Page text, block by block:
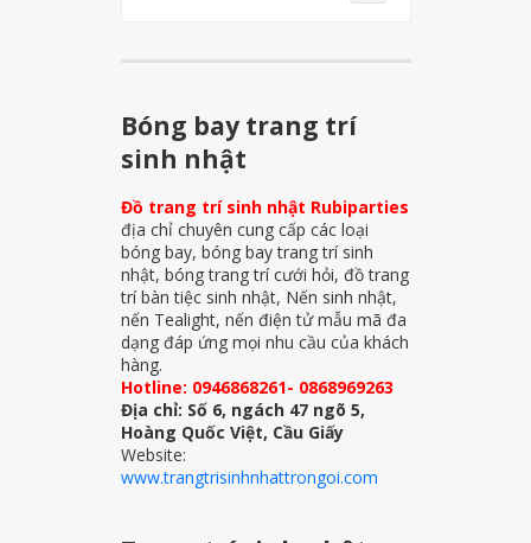
Bóng bay trang trí
sinh nhật
Đồ trang trí sinh nhật Rubiparties
địa chỉ chuyên cung cấp các loại
bóng bay, bóng bay trang trí sinh
nhật, bóng trang trí cưới hỏi, đồ trang
trí bàn tiệc sinh nhật, Nến sinh nhật,
nến Tealight, nến điện tử mẫu mã đa
dạng đáp ứng mọi nhu cầu của khách
hàng.
Hotline: 0946868261- 0868969263
Địa chỉ: Số 6, ngách 47 ngõ 5,
Hoàng Quốc Việt, Cầu Giấy
Website:
www.trangtrisinhnhattrongoi.com